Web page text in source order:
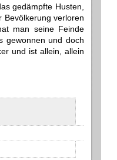
gedämpfte Husten,
Bevölkerung verloren
man seine Feinde
gewonnen und doch
und ist allein, allein